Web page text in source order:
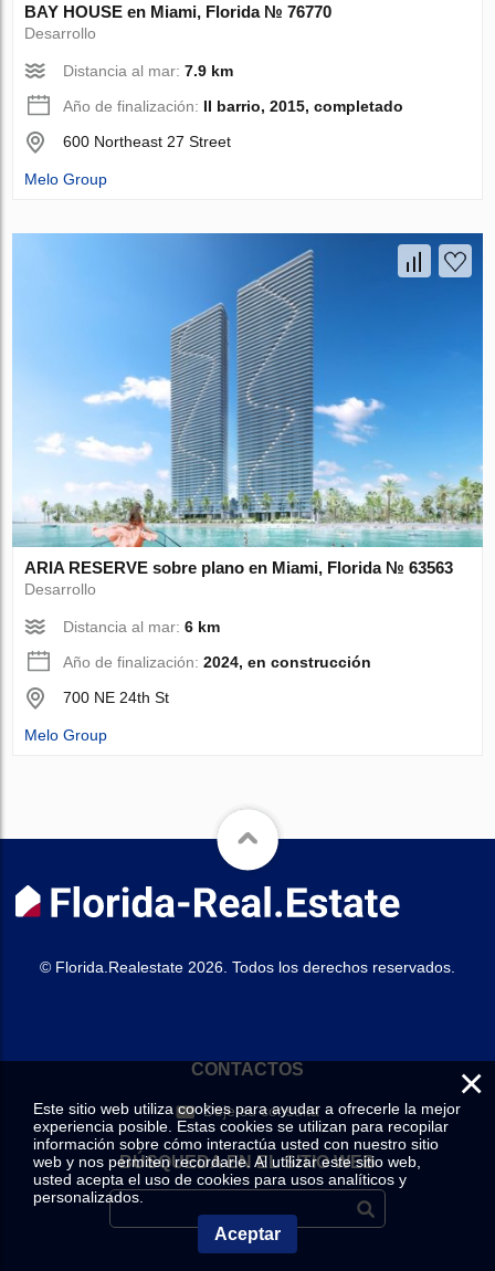
BAY HOUSE en Miami, Florida № 76770
Desarrollo
Distancia al mar:7.9 km
Año de finalización: II barrio, 2015, completado
600 Northeast 27 Street
Melo Group
ARIA RESERVE sobre plano en Miami, Florida № 63563
Desarrollo
Distancia al mar:6 km
Año de finalización:2024, en construcción
700 NE 24th St
Melo Group
© Florida.Realestate 2026. Todos los derechos reservados.
CONTACTOS
Deje su consulta
BÚSQUEDA EN EL SITIO WEB
×
Este sitio web utiliza cookies para ayudar a ofrecerle la mejor
experiencia posible. Estas cookies se utilizan para recopilar
información sobre cómo interactúa usted con nuestro sitio
web y nos permiten recordarle. Al utilizar este sitio web,
usted acepta el uso de cookies para usos analíticos y
personalizados.
Aceptar